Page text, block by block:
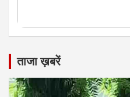
ताजा ख़बरें